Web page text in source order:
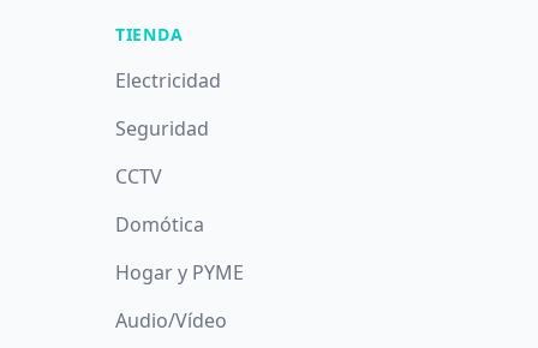
TIENDA
Electricidad
Seguridad
CCTV
Domótica
Hogar y PYME
Audio/Vídeo